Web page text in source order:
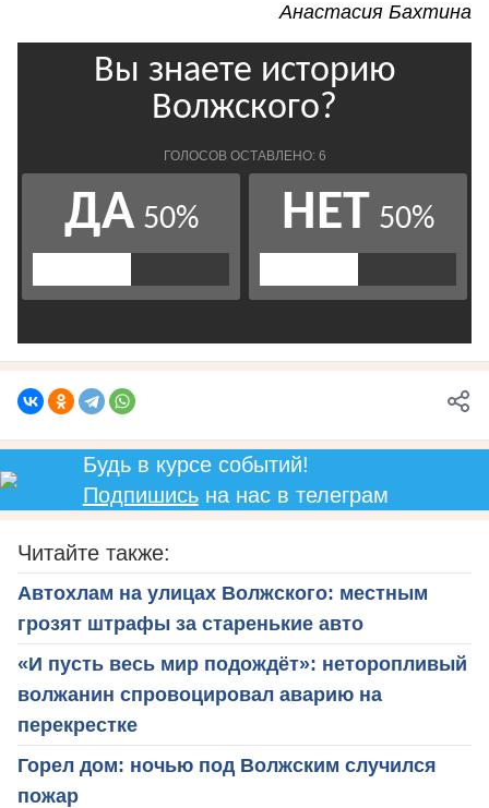
Анастасия Бахтина
Будь в курсе событий!
Подпишисьна нас в телеграм
Читайте также:
Автохлам на улицах Волжского: местным
грозят штрафы за старенькие авто
«И пусть весь мир подождёт»: неторопливый
волжанин спровоцировал аварию на
перекрестке
Горел дом: ночью под Волжским случился
пожар